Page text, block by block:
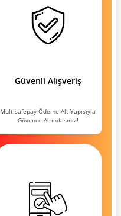
Güvenli Alışveriş
Multisafepay Ödeme Alt Yapısıyla
Güvence Altındasınız!